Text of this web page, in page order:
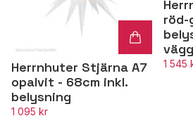
Herrnhuter Stjärna A7
opalvit - 68cm inkl.
belysning
1 095 kr
röd-
1 545